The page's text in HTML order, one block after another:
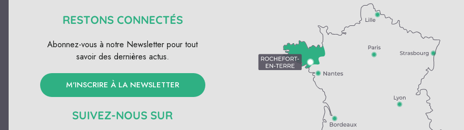
RESTONS CONNECTÉS
Abonnez-vous à notre Newsletter pour tout
savoir des dernières actus.
M'INSCRIRE À LA NEWSLETTER
SUIVEZ-NOUS SUR